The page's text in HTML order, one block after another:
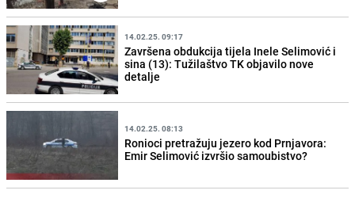
14.02.25. 09:17
Završena obdukcija tijela Inele Selimović i
sina (13): Tužilaštvo TK objavilo nove
detalje
14.02.25. 08:13
Ronioci pretražuju jezero kod Prnjavora:
Emir Selimović izvršio samoubistvo?